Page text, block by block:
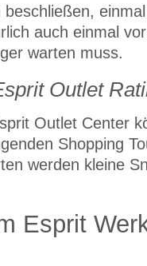
auch einmal
warten muss.
Outlet
Outlet Center
Shopping
werden kleine
Esprit